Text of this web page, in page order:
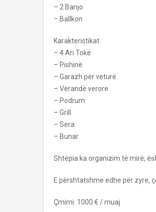
– 2 Banjo
– Ballkon
Karakteristikat
– 4 Ari Tokë
– Pishinë
– Garazh për veturë
– Verandë verore
– Podrum
– Grill
– Sera
– Bunar
Shtëpia ka organizim të mirë,
E përshtatshme edhe për zyre,
Çmimi: 1000 € / muaj